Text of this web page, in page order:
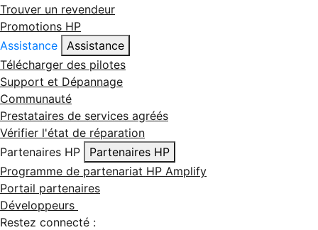
Trouver un revendeur
Promotions HP
Assistance
Assistance
Télécharger des pilotes
Support et Dépannage
Communauté
Prestataires de services agréés
Vérifier l'état de réparation
Partenaires HP
Partenaires HP
Programme de partenariat HP Amplify
Portail partenaires
Développeurs
Restez connecté :